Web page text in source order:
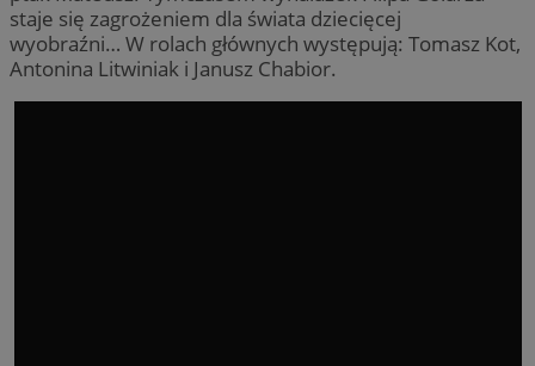
staje się zagrożeniem dla świata dziecięcej
wyobraźni… W rolach głównych występują: Tomasz Kot,
Antonina Litwiniak i Janusz Chabior.